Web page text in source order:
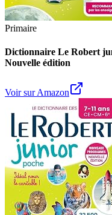
Primaire
Dictionnaire Le Robert
Nouvelle édition
Voir sur Amazon